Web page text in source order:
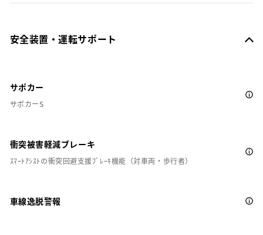
安全装置・運転サポート
サポカー
サポカーS
衝突被害軽減ブレーキ
ｽﾏｰﾄｱｼｽﾄの衝突回避支援ﾌﾞﾚｰｷ機能（対車両・歩行者）
車線逸脱警報